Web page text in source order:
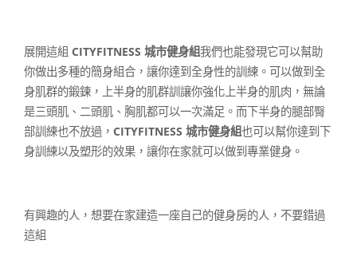
展開這組 CITYFITNESS 城市健身組我們也能發現它可以幫助
你做出多種的簡身組合，讓你達到全身性的訓練。可以做到全
身肌群的鍛鍊，上半身的肌群訓讓你強化上半身的肌肉，無論
是三頭肌、二頭肌、胸肌都可以一次滿足。而下半身的腿部臀
部訓練也不放過， CITYFITNESS 城市健身組也可以幫你達到下
身訓練以及塑形的效果，讓你在家就可以做到專業健身。
有興趣的人，想要在家建造一座自己的健身房的人，不要錯過
這組